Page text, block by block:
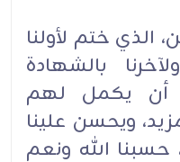
الذي ختم لأولنا
بالشهادة
أن يكمل لهم
ويحسن علينا
حسبنا الله ونعم